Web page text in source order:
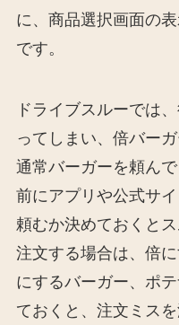
に、商品選択画面の
です。
ドライブスルーでは
ってしまい、倍バー
通常バーガーを頼ん
前にアプリや公式サ
頼むか決めておくと
注文する場合は、倍
にするバーガー、ポ
ておくと、注文ミスを